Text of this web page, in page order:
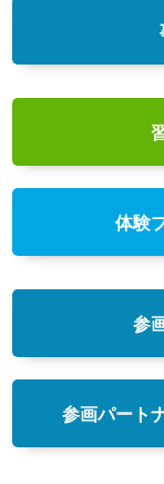
体験
参
参画パート